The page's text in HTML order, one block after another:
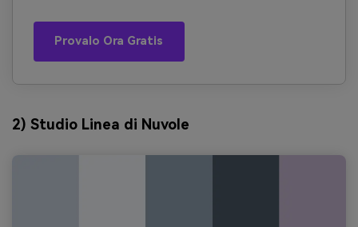
Provalo Ora Gratis
2) Studio Linea di Nuvole